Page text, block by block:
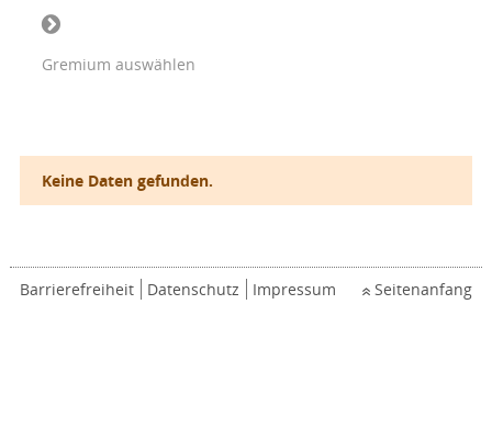
Gremium auswählen
Keine Daten gefunden.
Barrierefreiheit Datenschutz Impressum Seitenanfang